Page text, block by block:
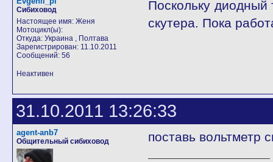
Сибиховод
Настоящее имя: Женя
Мотоцикл(ы):
Откуда: Украина , Полтава
Зарегистрирован: 11.10.2011
Сообщений: 56
Поскольку
скутера. Пока
Неактивен
31.10.2011 13:26:33
agent-anb7
Общительный сибиховод поставь вольтметр